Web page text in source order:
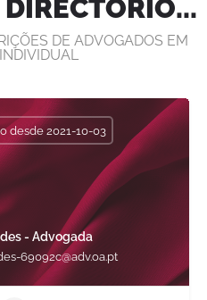
DE ADVOGADOS EM
- Advogada
69092c@adv.oa.pt
desde 2021-10-03